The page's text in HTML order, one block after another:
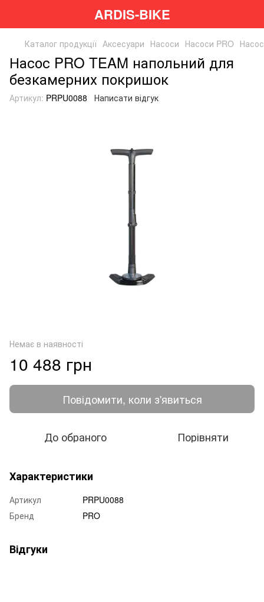
ARDIS-BIKE
Каталог продукції Аксесуари Насоси Насоси PRO
Насос PRO TEAM напольний для
безкамерних покришок
Артикул: PRPU0088 Написати відгук
Немає в наявності
10 488 грн
Повідомити, коли з'явиться
До обраного Порівняти
Характеристики
Артикул
PRPU0088
Бренд
PRO
Відгуки